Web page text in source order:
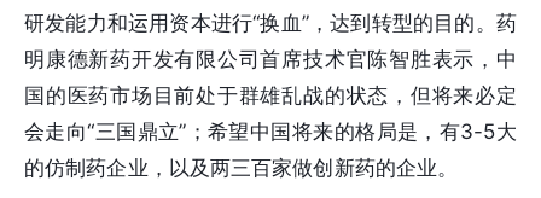
研发能力和运用资本进行“换血”，达到转型的目的。药
明康德新药开发有限公司首席技术官陈智胜表示，中
国的医药市场目前处于群雄乱战的状态，但将来必定
会走向“三国鼎立”；希望中国将来的格局是，有3-5大
的仿制药企业，以及两三百家做创新药的企业。